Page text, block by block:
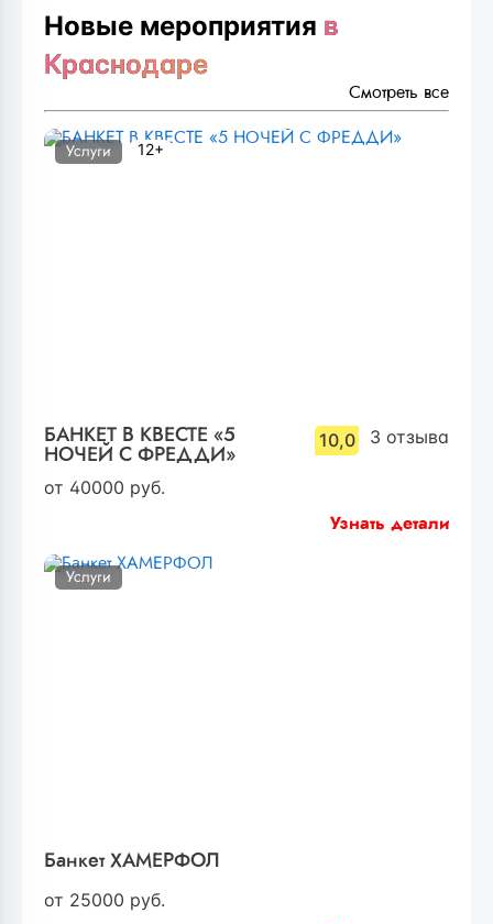
Новые мероприятия в
Краснодаре
Смотреть все
БАНКЕТ В КВЕСТЕ «5
НОЧЕЙ С ФРЕДДИ»
10,0 3 отзыва
от 40000 руб.
Услуги 12+
Узнать детали
Банкет ХАМЕРФОЛ
от 25000 руб.
Услуги